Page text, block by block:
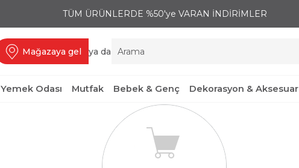
TÜM ÜRÜNLERDE %50'ye VARAN İNDİRİMLER
Mağazaya gel ya da
Yemek Odası Mutfak Bebek & Genç Dekorasyon & Aksesuar